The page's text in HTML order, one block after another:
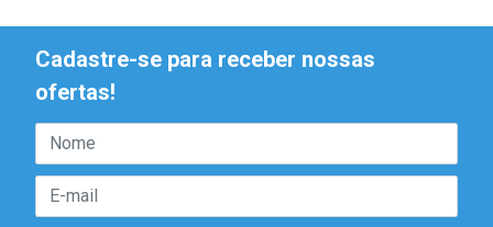
Cadastre-se para receber nossas
ofertas!